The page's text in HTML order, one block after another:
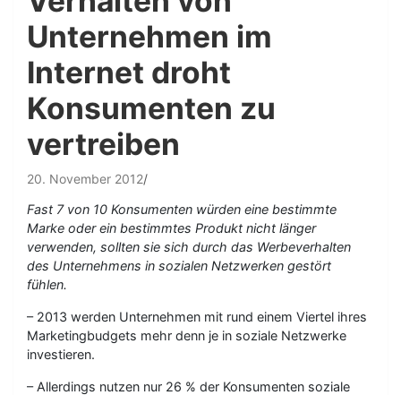
Unternehmen im
Internet droht
Konsumenten zu
vertreiben
20. November 2012
Fast 7 von 10 Konsumenten würden eine bestimmte
Marke oder ein bestimmtes Produkt nicht länger
verwenden, sollten sie sich durch das Werbeverhalten
des Unternehmens in sozialen Netzwerken gestört
fühlen.
– 2013 werden Unternehmen mit rund einem Viertel ihres
Marketingbudgets mehr denn je in soziale Netzwerke
investieren.
– Allerdings nutzen nur 26 % der Konsumenten soziale